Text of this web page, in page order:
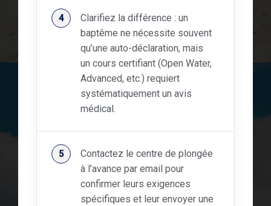
Clarifiez la différence : un
baptême ne nécessite souvent
qu’une auto-déclaration, mais
un cours certifiant (Open Water,
Advanced, etc.) requiert
systématiquement un avis
médical.
Contactez le centre de plongée
à l’avance par email pour
confirmer leurs exigences
spécifiques et leur envoyer une